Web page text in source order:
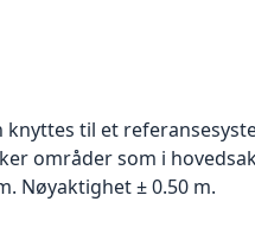
til et
områder som i
Nøyaktighet ± 0.50 m.